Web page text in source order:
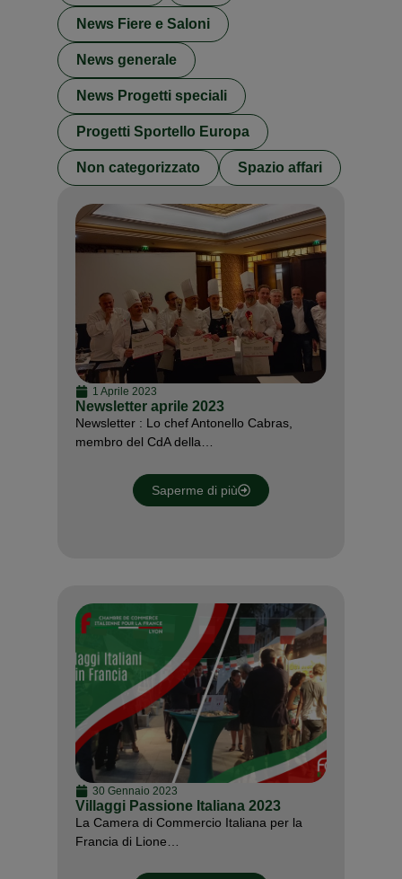
News Fiere e Saloni
News generale
News Progetti speciali
Progetti Sportello Europa
Non categorizzato Spazio affari
1 Aprile 2023
Newsletter aprile 2023
Newsletter : Lo chef Antonello Cabras,
membro del CdA della…
Saperme di più
30 Gennaio 2023
Villaggi Passione Italiana 2023
La Camera di Commercio Italiana per la
Francia di Lione…